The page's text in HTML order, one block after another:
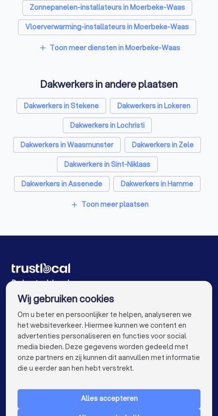
Zonnepanelen-installateurs in Moerbeke-Waas
Vloerverwarming-installateurs in Moerbeke-Waas
Airco installateurs in Moerbeke-Waas
Laadpaal installateurs in Moerbeke-Waas
Zonwering specialisten in Moerbeke-Waas
Schrijnwerkers in Moerbeke-Waas
Warmtepomp installateurs in Moerbeke-Waas
Badkamer installateurs in Moerbeke-Waas
Glashandels in Moerbeke-Waas
EPC-keurders in Moerbeke-Waas
add Toon meer diensten in Moerbeke-Waas
Dakwerkers in andere plaatsen
Dakwerkers in Stekene
Dakwerkers in Lokeren
Dakwerkers in Lochristi
Dakwerkers in Waasmunster
Dakwerkers in Zele
Dakwerkers in Sint-Niklaas
Dakwerkers in Assenede
Dakwerkers in Hamme
Dakwerkers in Destelbergen
Dakwerkers in Brugge
Dakwerkers in Aalst
Dakwerkers in Mechelen
Dakwerkers in Kortrijk
Dakwerkers in Genk
Dakwerkers in Roeselare
Dakwerkers in Beveren
Dakwerkers in Dendermonde
Dakwerkers in Dilbeek
add Toon meer plaatsen
De beste dakwerkers voor u
VOOR PARTICULIEREN keyboard_arrow_down
Wij gebruiken cookies
Om u beter en persoonlijker te helpen, analyseren we
het websiteverkeer. Hiermee kunnen we content en
advertenties personaliseren en functies voor social
media bieden. Deze gegevens worden gedeeld met
onze partners en zij kunnen dit aanvullen met informatie
die u eerder aan hen hebt verstrekt.
Alles accepteren